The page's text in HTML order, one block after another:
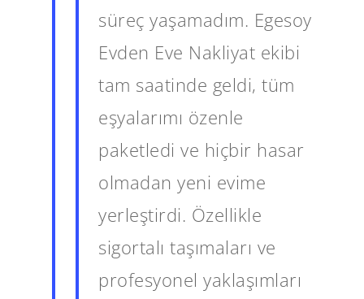
süreç yaşamadım. Egesoy
Evden Eve Nakliyat ekibi
tam saatinde geldi, tüm
eşyalarımı özenle
paketledi ve hiçbir hasar
olmadan yeni evime
yerleştirdi. Özellikle
sigortalı taşımaları ve
profesyonel yaklaşımları